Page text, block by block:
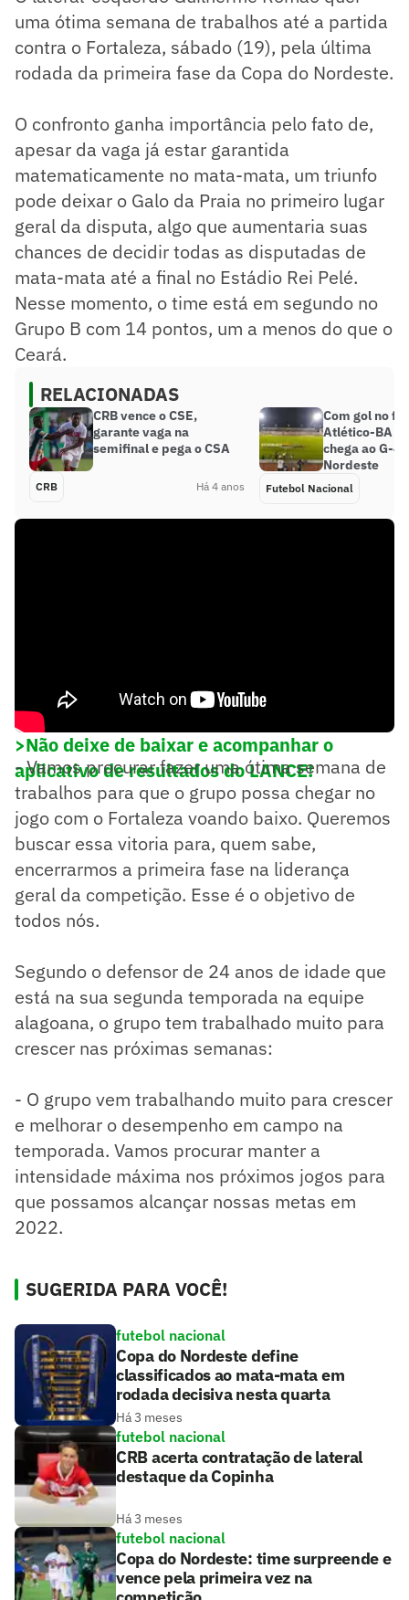
uma ótima semana de trabalhos até a partida
contra o Fortaleza, sábado (19), pela última
rodada da primeira fase da Copa do Nordeste.
O confronto ganha importância pelo fato de,
apesar da vaga já estar garantida
matematicamente no mata-mata, um triunfo
pode deixar o Galo da Praia no primeiro lugar
geral da disputa, algo que aumentaria suas
chances de decidir todas as disputadas de
mata-mata até a final no Estádio Rei Pelé.
Nesse momento, o time está em segundo no
Grupo B com 14 pontos, um a menos do que o
Ceará.
RELACIONADAS
CRB vence o CSE,
garante vaga na
semifinal e pega o CSA
CRB Há 4 anos
Com gol no
Atlético-BA
chega ao G-4
Nordeste
Futebol Nacional
>Não deixe de baixar e acompanhar o
aplicativo de resultados do LANCE!
- Vamos procurar fazer uma ótima semana de
trabalhos para que o grupo possa chegar no
jogo com o Fortaleza voando baixo. Queremos
buscar essa vitoria para, quem sabe,
encerrarmos a primeira fase na liderança
geral da competição. Esse é o objetivo de
todos nós.
Segundo o defensor de 24 anos de idade que
está na sua segunda temporada na equipe
alagoana, o grupo tem trabalhado muito para
crescer nas próximas semanas:
- O grupo vem trabalhando muito para crescer
e melhorar o desempenho em campo na
temporada. Vamos procurar manter a
intensidade máxima nos próximos jogos para
que possamos alcançar nossas metas em
2022.
SUGERIDA PARA VOCÊ!
futebol nacional
Copa do Nordeste define
classificados ao mata-mata em
rodada decisiva nesta quarta
Há 3 meses
futebol nacional
CRB acerta contratação de lateral
destaque da Copinha
Há 3 meses
futebol nacional
Copa do Nordeste: time surpreende e
vence pela primeira vez na